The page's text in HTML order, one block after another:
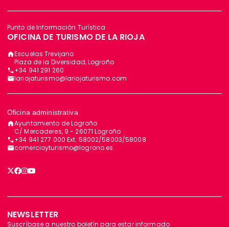
Punto de Información Turística
OFICINA DE TURISMO DE LA RIOJA
Escuelas Trevijano
Plaza de la Diversidad, Logroño
+34 941 291 260
lariojaturismo@lariojaturismo.com
Oficina administrativa
Ayuntamiento de Logroño
C/ Mercaderes, 9 - 26071 Logroño
+34 941 277 000 Ext. 58002/58003/58008
comercioyturismo@logrono.es
NEWSLETTER
Suscríbase a nuestro boletín para estar informado